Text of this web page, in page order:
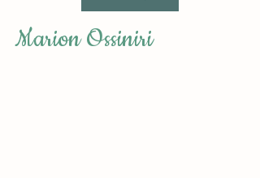
Marion Ossiniri